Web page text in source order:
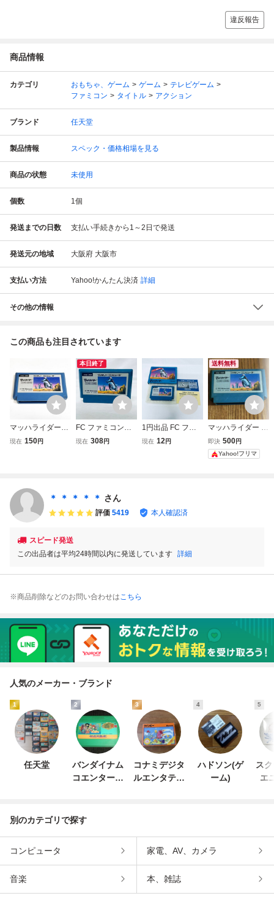
違反報告
商品情報
カテゴリ おもちゃ、ゲーム ゲーム
テレビゲーム
ファミコン
タイトル アクション
ブランド 任天堂
製品情報 スペック・価格相場を見る
商品の状態 未使用
個数 1個
発送までの日数 支払い手続きから1～2日で発送
発送元の地域 大阪府 大阪市
支払い方法 Yahoo!かんたん決済 詳細
その他の情報
この商品も注目されています
マッハライダー
【動作確認済】８
現在 150円
本日終了
FC ファミコンソ
フト マッハライダ
現在 308円
1円出品 FC ファ
ミコン マッハライ
現在 12円
送料無料
マッハライダー フ
ァミコン FC Ninte
ndo
即決 500円
Yahoo!フリマ
＊ ＊ ＊ ＊ ＊ さん
評価 5419 本人確認済
スピード発送
この出品者は平均24時間以内に発送しています 詳細
※商品削除などのお問い合わせはこちら
人気のメーカー・ブランド
1
任天堂
2
バンダイナム
コエンターテ
3
コナミデジタ
ルエンタテイ
4
ハドソン(ゲ
ーム)
5
ス
エ
別のカテゴリで探す
コンピュータ 家電、AV、カメラ
音楽 本、雑誌